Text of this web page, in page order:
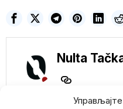
Nulta